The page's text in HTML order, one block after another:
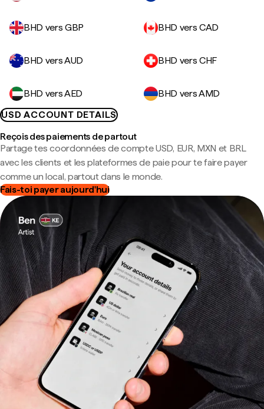
BHD vers GBP BHD vers CAD
BHD vers AUD BHD vers CHF
BHD vers AED
BHD vers AMD
USD ACCOUNT DETAILS
Reçois des paiements de partout
Partage tes coordonnées de compte USD, EUR, MXN et BRL
avec les clients et les plateformes de paie pour te faire payer
comme un local, partout dans le monde.
Fais-toi payer aujourd'hui